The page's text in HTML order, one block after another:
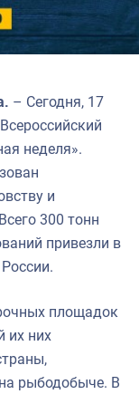
– Сегодня, 17
неделя».
и
300 тонн
привезли в
площадок
их них
рыбодобыче. В